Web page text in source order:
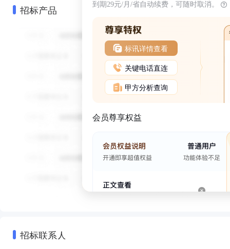
招标产品 到期29元/月/省自动续费，可随时取消。
标讯详情查看
关键电话直连
甲方分析查询
会员尊享权益
招标联系人